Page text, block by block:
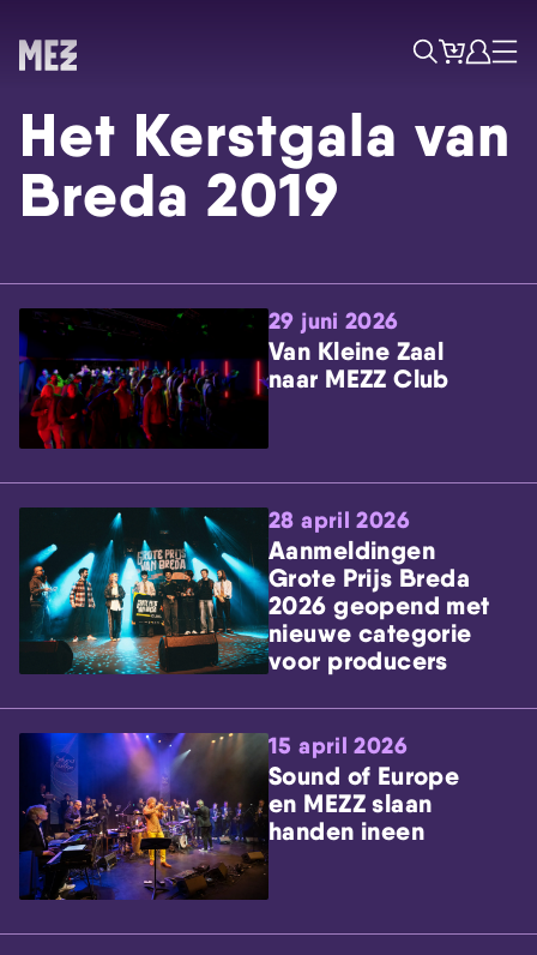
Skip navigatie
ZoekTicketsAccount
Menu
Het Kerstgala van
Breda 2019
29 juni 2026
Van Kleine Zaal
naar MEZZ Club
28 april 2026
Aanmeldingen
Grote Prijs Breda
2026 geopend met
nieuwe categorie
voor producers
15 april 2026
Sound of Europe
en MEZZ slaan
handen ineen